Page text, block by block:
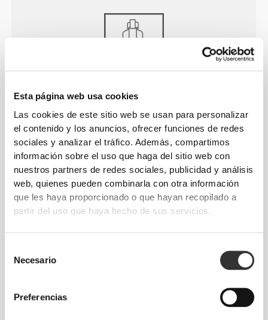
Esta página web usa cookies
Las cookies de este sitio web se usan para personalizar
el contenido y los anuncios, ofrecer funciones de redes
sociales y analizar el tráfico. Además, compartimos
información sobre el uso que haga del sitio web con
nuestros partners de redes sociales, publicidad y análisis
web, quienes pueden combinarla con otra información
que les haya proporcionado o que hayan recopilado a
partir del uso que haya hecho de sus servicios.
Necesario
Preferencias
FÁCIL DE LLEVAR
Puedes beber y llevarla contigo fácilmente gracias
a su correa de transporte.
La botella Hydra está fabricada en polietileno de
Además, su tapa de rosca a prueba de goteo
mantiene tu bolso seguro y evita derrames